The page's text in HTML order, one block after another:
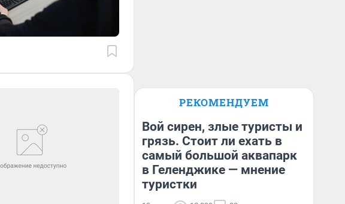
РЕКОМЕНДУЕМ
Вой сирен, злые туристы и
грязь. Стоит ли ехать в
самый большой аквапарк
в Геленджике — мнение
туристки